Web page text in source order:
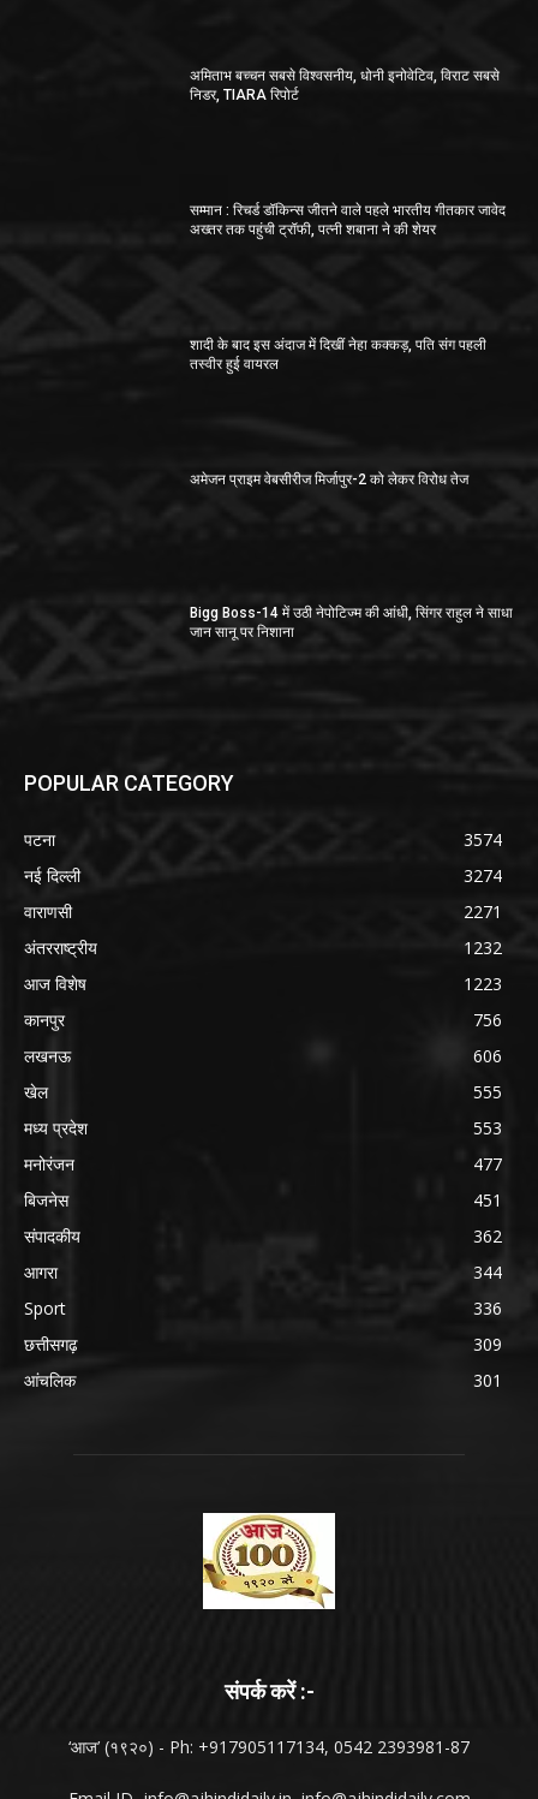
अमिताभ बच्चन सबसे विश्वसनीय, धोनी इनोवेटिव, विराट सबसे
निडर, TIARA रिपोर्ट
सम्मान : रिचर्ड डॉकिन्स जीतने वाले पहले भारतीय गीतकार जावेद
अख्तर तक पहुंची ट्रॉफी, पत्नी शबाना ने की शेयर
शादी के बाद इस अंदाज में दिखीं नेहा कक्कड़, पति संग पहली
तस्वीर हुई वायरल
अमेजन प्राइम वेबसीरीज मिर्जापुर-2 को लेकर विरोध तेज
Bigg Boss-14 में उठी नेपोटिज्म की आंधी, सिंगर राहुल ने साधा
जान सानू पर निशाना
POPULAR CATEGORY
पटना
3574
नई दिल्ली
3274
वाराणसी
2271
अंतरराष्ट्रीय
1232
आज विशेष
1223
कानपुर
756
लखनऊ
606
खेल
555
मध्य प्रदेश
553
मनोरंजन
477
बिजनेस
451
संपादकीय
362
आगरा
344
Sport
336
छत्तीसगढ़
309
आंचलिक
301
संपर्क करें :-
‘आज’ (१९२०) - Ph: +917905117134, 0542 2393981-87